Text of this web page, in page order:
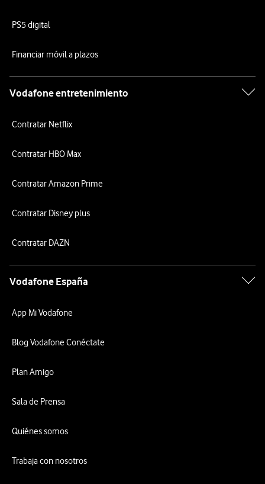
PS5 digital
Financiar móvil a plazos
Vodafone entretenimiento
Contratar Netflix
Contratar HBO Max
Contratar Amazon Prime
Contratar Disney plus
Contratar DAZN
Vodafone España
App Mi Vodafone
Blog Vodafone Conéctate
Plan Amigo
Sala de Prensa
Quiénes somos
Trabaja con nosotros